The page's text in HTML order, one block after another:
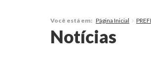
Você está em: Página Inicial
Notícias